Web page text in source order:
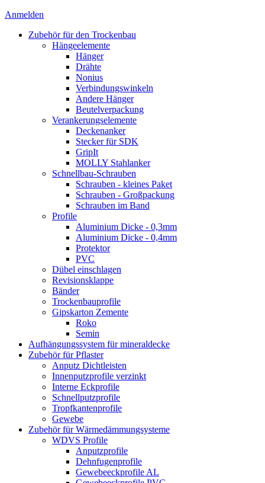
Anmelden
Zubehör für den Trockenbau
Hängeelemente
Hänger
Drähte
Nonius
Verbindungswinkeln
Andere Hänger
Beutelverpackung
Verankerungselemente
Deckenanker
Stecker für SDK
GripIt
MOLLY Stahlanker
Schnellbau-Schrauben
Schrauben - kleines Paket
Schrauben - Großpackung
Schrauben im Band
Profile
Aluminium Dicke - 0,3mm
Aluminium Dicke - 0,4mm
Protektor
PVC
Dübel einschlagen
Revisionsklappe
Bänder
Trockenbauprofile
Gipskarton Zemente
Roko
Semin
Aufhängungssystem für mineraldecke
Zubehör für Pflaster
Anputz Dichtleisten
Innenputzprofile verzinkt
Interne Eckprofile
Schnellputzprofile
Tropfkantenprofile
Gewebe
Zubehör für Wärmedämmungsysteme
WDVS Profile
Anputzprofile
Dehnfugenprofile
Gewebeeckprofile AL